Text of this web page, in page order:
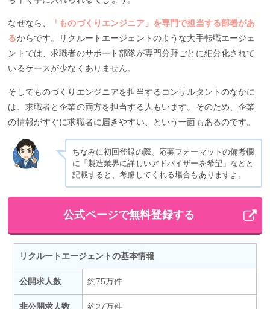
なぜなら、
「ものづくりエンジニア」を専門で担当する部署があ
るからです。リクルートエージェントのような大手転職エージェ
ントでは、求職者のサポート部隊が専門分野ごとに細分化されて
いるケースが少なくありません。
そしてものづくりエンジニアを担当するコンサルタントのなかに
は、求職者と企業の両方を担当する人もいます。そのため、企業
の情報がすぐに求職者に届きやすい、という一面もあるのです。
ちなみに初回登録の際、応募フォーマットの備考欄
に「製造業界に詳しいアドバイザーを希望」などと
記載すると、考慮してくれる場合もありますよ。
公式ページで無料登録する
リクルートエージェントの基本情報
公開求人数 約75万件
非公開求人数 約27万件